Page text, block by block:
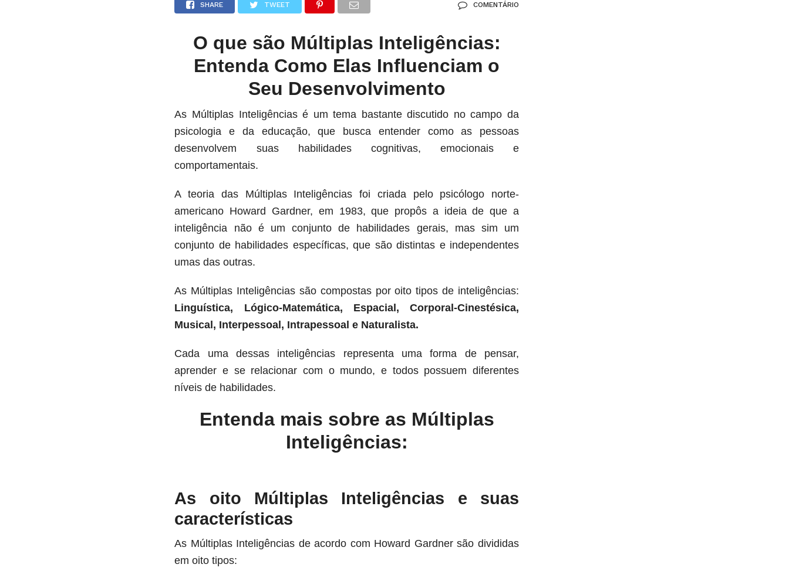
SHARE TWEET COMENTÁRIO
O que são Múltiplas Inteligências:
Entenda Como Elas Influenciam o
Seu Desenvolvimento
As Múltiplas Inteligências é um tema bastante discutido no campo da
psicologia e da educação, que busca entender como as pessoas
desenvolvem suas habilidades cognitivas, emocionais e
comportamentais.
A teoria das Múltiplas Inteligências foi criada pelo psicólogo norte-
americano Howard Gardner, em 1983, que propôs a ideia de que a
inteligência não é um conjunto de habilidades gerais, mas sim um
conjunto de habilidades específicas, que são distintas e independentes
umas das outras.
As Múltiplas Inteligências são compostas por oito tipos de inteligências:
Linguística, Lógico-Matemática, Espacial, Corporal-Cinestésica,
Musical, Interpessoal, Intrapessoal e Naturalista.
Cada uma dessas inteligências representa uma forma de pensar,
aprender e se relacionar com o mundo, e todos possuem diferentes
níveis de habilidades.
Entenda mais sobre as Múltiplas
Inteligências:
As oito Múltiplas Inteligências e suas
características
As Múltiplas Inteligências de acordo com Howard Gardner são divididas
em oito tipos: